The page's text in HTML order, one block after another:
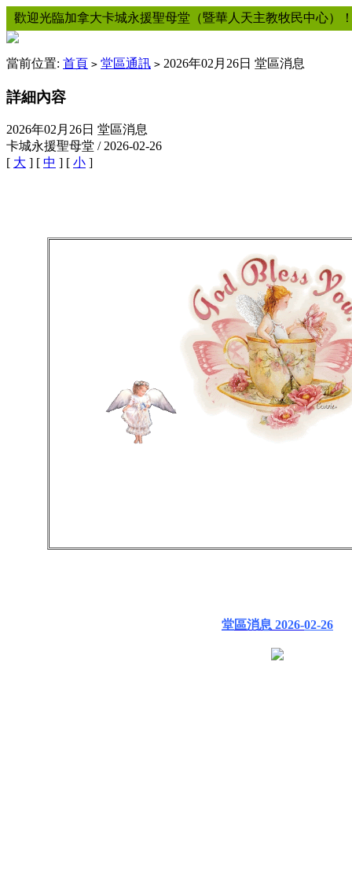
歡迎光臨加拿大卡城永援聖母堂（暨華人天主教牧民中心）
當前位置: 首頁 > 堂區通訊 > 2026年02月26日 堂區消息
詳細內容
2026年02月26日 堂區消息
卡城永援聖母堂 / 2026-02-26
[ 大 ] [ 中 ] [ 小 ]
堂區消息 2026-02-26